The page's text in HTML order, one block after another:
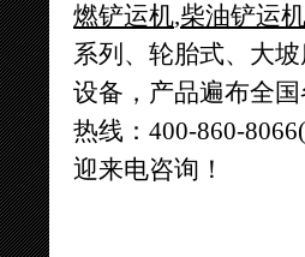
燃铲运机,柴油铲运机
系列、轮胎式、大
设备，产品遍布全
热线：400-860-
迎来电咨询！